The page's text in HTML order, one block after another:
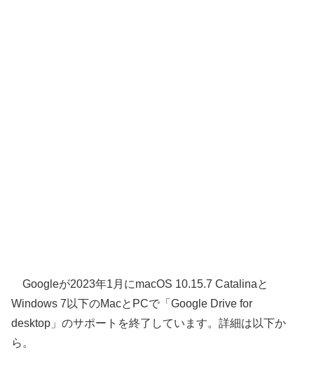
Googleが2023年1月にmacOS 10.15.7 Catalinaと
Windows 7以下のMacとPCで「Google Drive for
desktop」のサポートを終了しています。詳細は以下か
ら。